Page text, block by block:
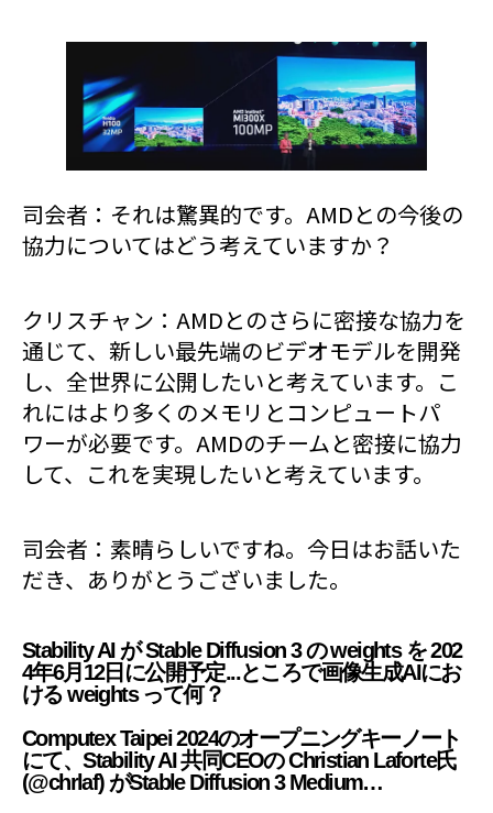
司会者：それは驚異的です。AMDとの今後の
協力についてはどう考えていますか？
クリスチャン：AMDとのさらに密接な協力を
通じて、新しい最先端のビデオモデルを開発
し、全世界に公開したいと考えています。こ
れにはより多くのメモリとコンピュートパ
ワーが必要です。AMDのチームと密接に協力
して、これを実現したいと考えています。
司会者：素晴らしいですね。今日はお話いた
だき、ありがとうございました。
Stability AI が Stable Diffusion 3 の weights を 202
4年6月12日に公開予定...ところで画像生成AIにお
ける weights って何？
Computex Taipei 2024のオープニングキーノート
にて、Stability AI 共同CEOの Christian Laforte氏
(@chrlaf) がStable Diffusion 3 Medium…